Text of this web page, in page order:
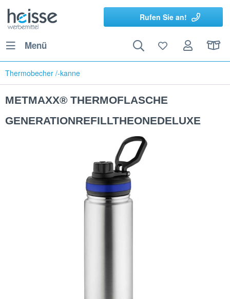
Rufen Sie an!
Menü
Thermobecher /-kanne
METMAXX® THERMOFLASCHE
GENERATIONREFILLTHEONEDELUXE